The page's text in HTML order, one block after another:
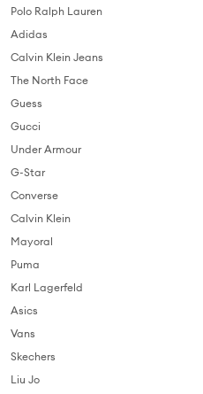
Polo Ralph Lauren
Adidas
Calvin Klein Jeans
The North Face
Guess
Gucci
Under Armour
G-Star
Converse
Calvin Klein
Mayoral
Puma
Karl Lagerfeld
Asics
Vans
Skechers
Liu Jo